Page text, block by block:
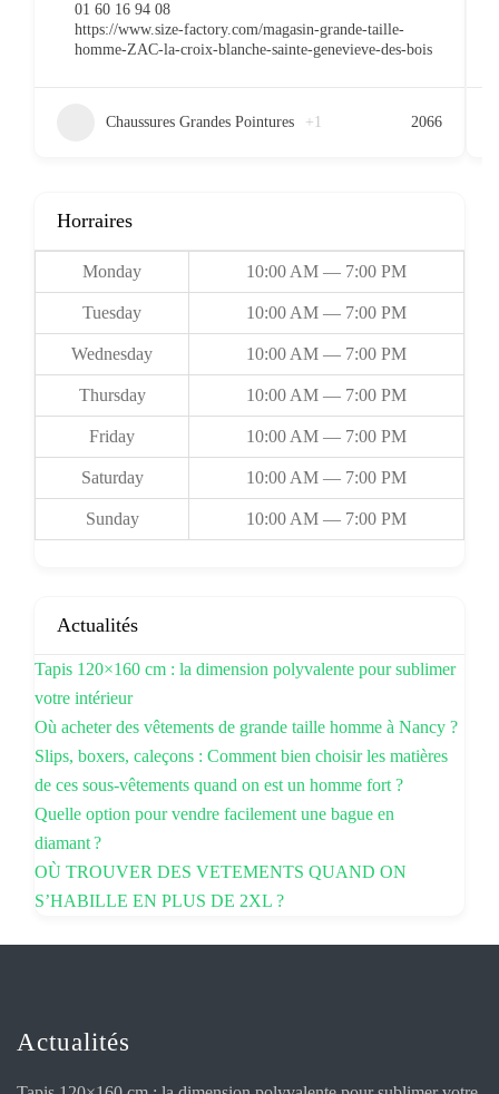
01 60 16 94 08
https://www.size-factory.com/magasin-grande-taille-
homme-ZAC-la-croix-blanche-sainte-genevieve-des-bois
Chaussures Grandes Pointures +1 2066
Horraires
Monday 10:00 AM — 7:00 PM
Tuesday 10:00 AM — 7:00 PM
Wednesday 10:00 AM — 7:00 PM
Thursday 10:00 AM — 7:00 PM
Friday 10:00 AM — 7:00 PM
Saturday 10:00 AM — 7:00 PM
Sunday 10:00 AM — 7:00 PM
Actualités
Tapis 120×160 cm : la dimension polyvalente pour sublimer
votre intérieur
Où acheter des vêtements de grande taille homme à Nancy ?
Slips, boxers, caleçons : Comment bien choisir les matières
de ces sous-vêtements quand on est un homme fort ?
Quelle option pour vendre facilement une bague en
diamant ?
OÙ TROUVER DES VETEMENTS QUAND ON
S’HABILLE EN PLUS DE 2XL ?
Actualités